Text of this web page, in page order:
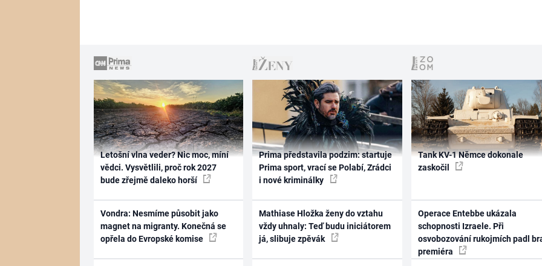
Letošní vlna veder? Nic moc, míní
vědci. Vysvětlili, proč rok 2027
bude zřejmě daleko horší
Vondra: Nesmíme působit jako
magnet na migranty. Konečná se
opřela do Evropské komise
Prima představila podzim: startuje
Prima sport, vrací se Polabí, Zrádci
i nové kriminálky
Mathiase Hložka ženy do vztahu
vždy uhnaly: Teď budu iniciátorem
já, slibuje zpěvák
Tank KV-1 Němce dokonale
zaskočil
Operace Entebbe ukázala
schopnosti Izraele. Při
osvobozování rukojmích padl
premiéra